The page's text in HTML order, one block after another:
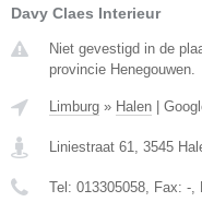
Davy Claes Interieur
Niet gevestigd in de
provincie Henegouwen.
Limburg » Halen
Liniestraat 61, 3545
Tel: 013305058, Fax: -,